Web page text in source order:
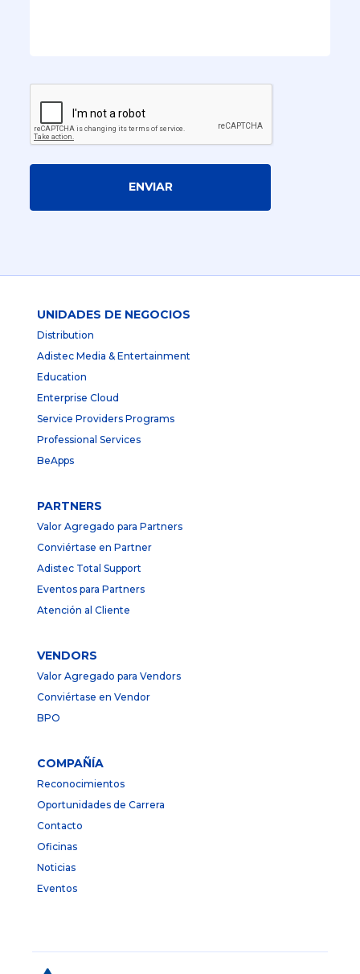
ENVIAR
UNIDADES DE NEGOCIOS
Distribution
Adistec Media & Entertainment
Education
Enterprise Cloud
Service Providers Programs
Professional Services
BeApps
PARTNERS
Valor Agregado para Partners
Conviértase en Partner
Adistec Total Support
Eventos para Partners
Atención al Cliente
VENDORS
Valor Agregado para Vendors
Conviértase en Vendor
BPO
COMPAÑÍA
Reconocimientos
Oportunidades de Carrera
Contacto
Oficinas
Noticias
Eventos